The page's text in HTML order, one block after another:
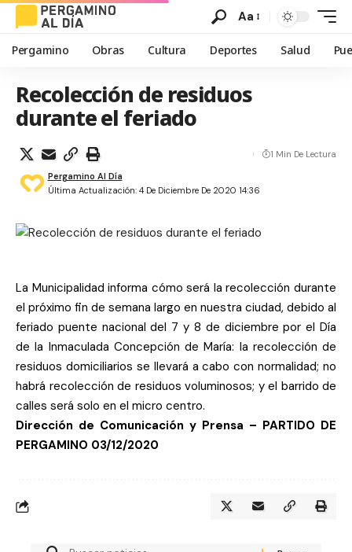
Aa
Pergamino Obras Cultura Deportes Salud
Recolección de residuos
durante el feriado
Última Actualización: 4 De Diciembre De 2020 14:36
Pergamino Al Día
1 Min De Lectura
La Municipalidad informa cómo será la recolección durante
el próximo fin de semana largo en nuestra ciudad, debido al
feriado puente nacional del 7 y 8 de diciembre por el Día
de la Inmaculada Concepción de María: la recolección de
residuos domiciliarios se llevará a cabo con normalidad; no
habrá recolección de residuos voluminosos; y el barrido de
calles será solo en el micro centro.
Dirección de Comunicación y Prensa – PARTIDO DE
PERGAMINO 03/12/2020